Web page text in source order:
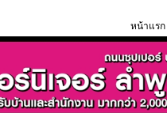
หน้าแรก